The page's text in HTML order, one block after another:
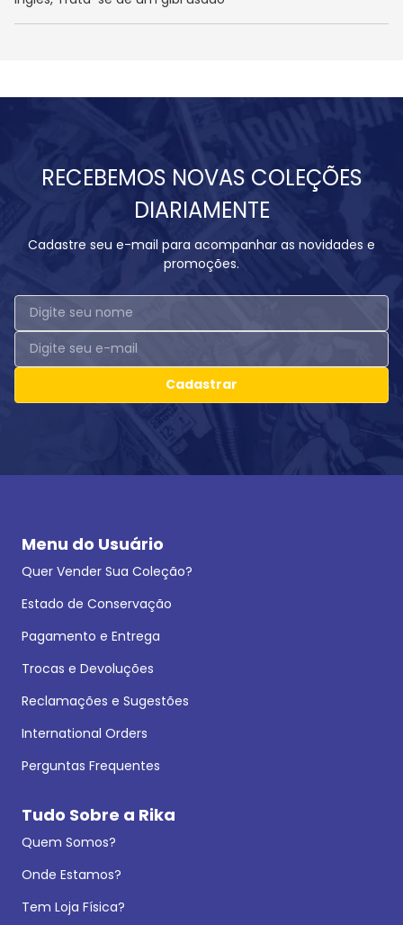
RECEBEMOS NOVAS COLEÇÕES
DIARIAMENTE
Cadastre seu e-mail para acompanhar as novidades e
promoções.
Cadastrar
Menu do Usuário
Quer Vender Sua Coleção?
Estado de Conservação
Pagamento e Entrega
Trocas e Devoluções
Reclamações e Sugestões
International Orders
Perguntas Frequentes
Tudo Sobre a Rika
Quem Somos?
Onde Estamos?
Tem Loja Física?